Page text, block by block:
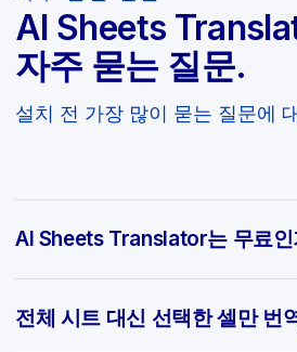
AI Sheets
자주 묻는 질문.
설치 전 가장 많이 묻는 질문에
AI Sheets Translator는 무료인
전체 시트 대신 선택한 셀만 번